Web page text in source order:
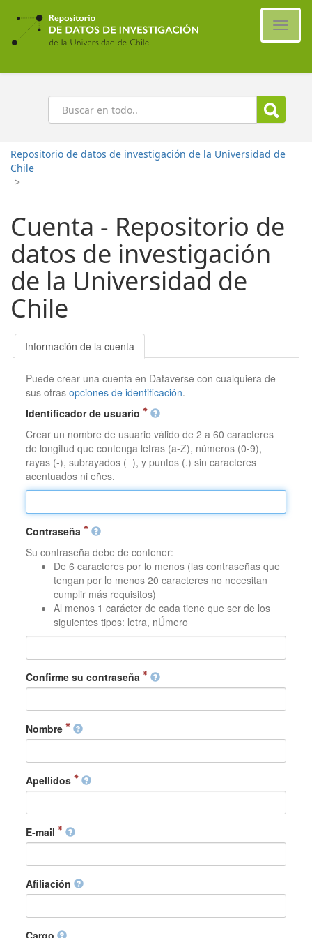
Ir
contenido
principal
Buscar
Repositorio de datos de investigación de la Universidad de
Chile
>
Cuenta - Repositorio de
datos de investigación
de la Universidad de
Chile
Información de la cuenta
Puede crear una cuenta en Dataverse con cualquiera de
sus otrasopciones de identificación.
Identificador de usuario
Crear un nombre de usuario válido de 2 a 60 caracteres
de longitud que contenga letras (a-Z), números (0-9),
rayas (-), subrayados (_), y puntos (.) sin caracteres
acentuados ni eñes.
Contraseña
Su contraseña debe de contener:
De 6 caracteres por lo menos (las contraseñas que
tengan por lo menos 20 caracteres no necesitan
cumplir más requisitos)
Al menos 1 carácter de cada tiene que ser de los
siguientes tipos: letra, nÚmero
Confirme su contraseña
Nombre
Apellidos
E-mail
Afiliación
Cargo